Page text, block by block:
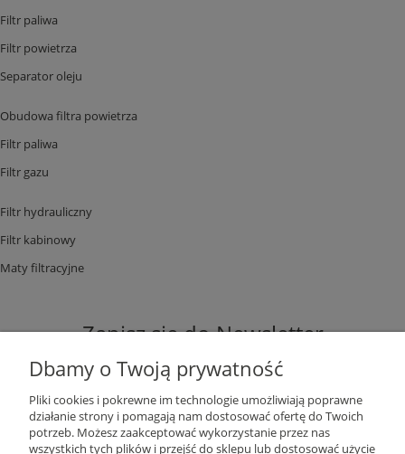
Filtr paliwa
Filtr powietrza
Separator oleju
Obudowa filtra powietrza
Filtr paliwa
Filtr gazu
Filtr hydrauliczny
Filtr kabinowy
Maty filtracyjne
Zapisz się do Newsletter
ZAPISZ SIĘ
Dbamy o Twoją prywatność
Pliki cookies i pokrewne im technologie umożliwiają poprawne
działanie strony i pomagają nam dostosować ofertę do Twoich
potrzeb. Możesz zaakceptować wykorzystanie przez nas
wszystkich tych plików i przejść do sklepu lub dostosować użycie